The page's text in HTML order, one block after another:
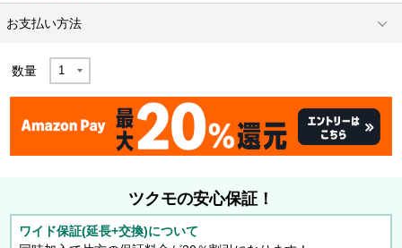
お支払い方法
数量
ツクモの安心保証！
ワイド保証(延長+交換)について